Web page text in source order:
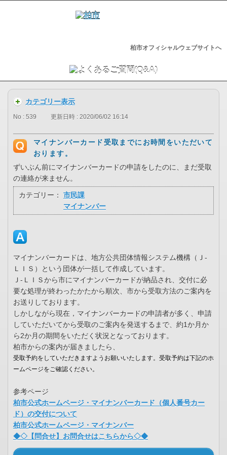
柏市オフィシャルウェブサイトへ
カテゴリー表示
No : 539 更新日時 : 2020/06/02 16:14
マイナンバーカード受取までにお時間をいただいて
おります。
ずいぶん前にマイナンバーカードの申請をしたのに、まだ受取
の連絡が来ません。
カテゴリー：
市民課
マイナンバー
マイナンバーカードは、地方公共団体情報システム機構（Ｊ-
ＬＩＳ）という団体が一括して作成しています。
Ｊ-ＬＩＳから市にマイナンバーカードが納品され、交付に必
要な処理が終わったかたから順次、市から受取方法のご案内を
お送りしております。
しかしながら現在，マイナンバーカードの申請者が多く、申請
していただいてから受取のご案内を発送するまで、約1か月か
ら2か月の期間をいただく状況となっております。
柏市からの案内が届きましたら、
受取予約をしていただきますようお願いいたします。受取予約は下記のホ
ームページをご確認ください。
参考ページ
柏市公式ホームページ・マイナンバーカード（個人番号カー
ド）の交付について
柏市公式ホームページ・マイナンバー
◆◇【問合せ】お問合せはこちらから◇◆